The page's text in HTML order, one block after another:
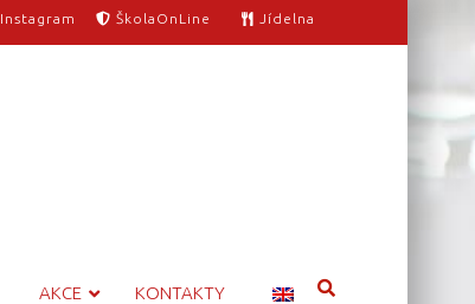
Instagram ŠkolaOnLine Jídelna
AKCE KONTAKTY